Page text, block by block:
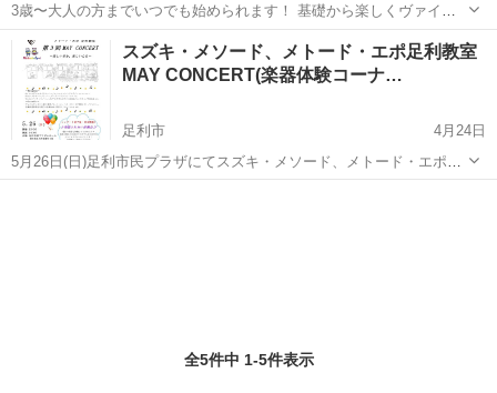
3歳〜大人の方までいつでも始められます！ 基礎から楽しくヴァイオ
リンを弾いてみたい方ぜひお待ちしております。 オンラインレッスン
も承っております。(小学生以上) お気軽にお問い合わせください♪
HP→ https...
栃木 足利市 野州山辺駅 バイオリン ヴァイオリン
スズキ・メソード、メトード・エポ足利教室
MAY CONCERT(楽器体験コーナ…
足利市
4月24日
5月26日(日)足利市民プラザにてスズキ・メソード、メトード・エポ足
利教室の演奏会を開催します。バイオリン、チェロ、ピアノ、アンサ
全5件中 1-5件表示